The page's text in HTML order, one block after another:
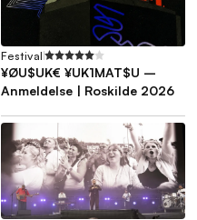
Festival
¥ØU$UK€ ¥UK1MAT$U –
Anmeldelse | Roskilde 2026